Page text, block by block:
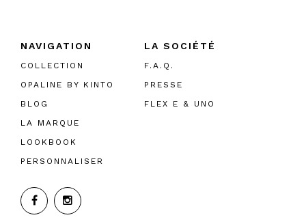
NAVIGATION
COLLECTION
OPALINE BY KINTO
BLOG
LA MARQUE
LOOKBOOK
PERSONNALISER
LA SOCIÉTÉ
F.A.Q.
PRESSE
FLEX E & UNO